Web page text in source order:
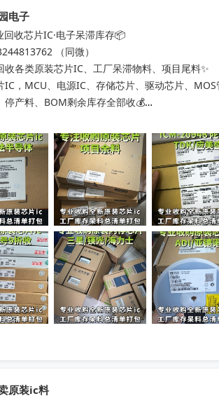
电子
回收芯片IC·电子呆滞库存📦
（同微）
收各类原装芯片IC、工厂呆滞物料、项目尾料✨
IC，MCU、电源IC、存储芯片、驱动芯片、
停产料、BOM剩余库存全部收💰
项目取消、仓库积压、过期呆滞物料均可处理
门清点核验，报价透明无套路，现款现结不压款
、大批量整仓囤货统一打包回收，全程保密处理
库，释放仓储空间，高效盘活闲置物料回笼资金
门收货，珠三角、深圳区域当日上门看货📱
号、数量、实物照片，免费快速精准估价
层压价，出价高于同行，一站式清库存省心省力
库存欢迎随时联系洽谈！
收起
原装ic料